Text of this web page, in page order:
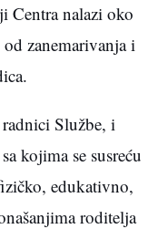
Centra nalazi oko
zanemarivanja i
Službe, i
kojima se susreću
edukativno,
roditelja